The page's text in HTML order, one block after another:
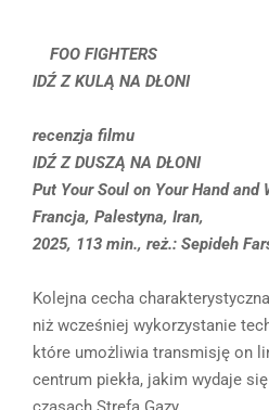
FOO FIGHTERS
IDŹ Z KULĄ NA DŁONI
recenzja filmu
IDŹ Z DUSZĄ NA DŁONI
Put Your Soul on Your Hand and
Francja, Palestyna, Iran,
2025, 113 min., reż.: Sepideh
Kolejna cecha
niż wcześniej wykorzystanie
które umożliwia transmisję on
centrum piekła, jakim wydaje